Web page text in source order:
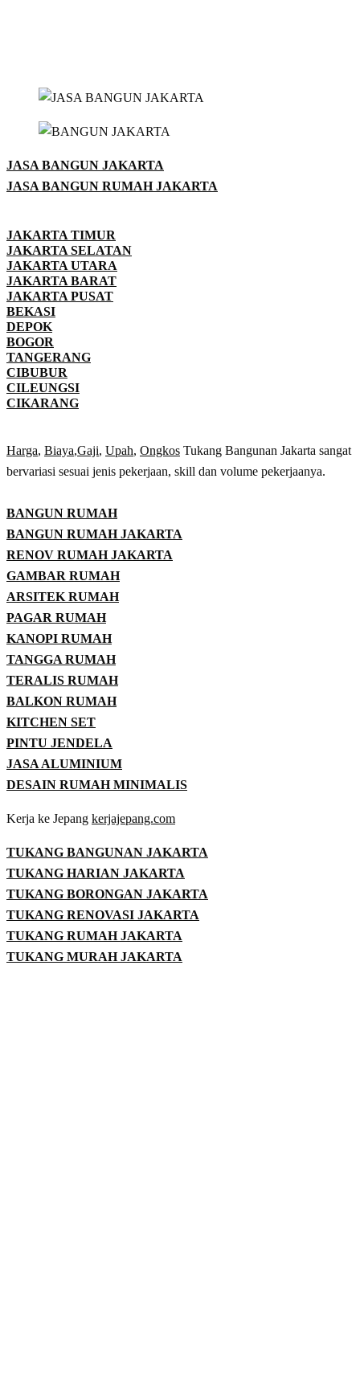
JASA BANGUN JAKARTA
JASA BANGUN RUMAH JAKARTA
JAKARTA TIMUR
JAKARTA SELATAN
JAKARTA UTARA
JAKARTA BARAT
JAKARTA PUSAT
BEKASI
DEPOK
BOGOR
TANGERANG
CIBUBUR
CILEUNGSI
CIKARANG
Harga, Biaya,Gaji, Upah, Ongkos Tukang Bangunan Jakarta sangat
bervariasi sesuai jenis pekerjaan, skill dan volume pekerjaanya.
BANGUN RUMAH
BANGUN RUMAH JAKARTA
RENOV RUMAH JAKARTA
GAMBAR RUMAH
ARSITEK RUMAH
PAGAR RUMAH
KANOPI RUMAH
TANGGA RUMAH
TERALIS RUMAH
BALKON RUMAH
KITCHEN SET
PINTU JENDELA
JASA ALUMINIUM
DESAIN RUMAH MINIMALIS
Kerja ke Jepang kerjajepang.com
TUKANG BANGUNAN JAKARTA
TUKANG HARIAN JAKARTA
TUKANG BORONGAN JAKARTA
TUKANG RENOVASI JAKARTA
TUKANG RUMAH JAKARTA
TUKANG MURAH JAKARTA